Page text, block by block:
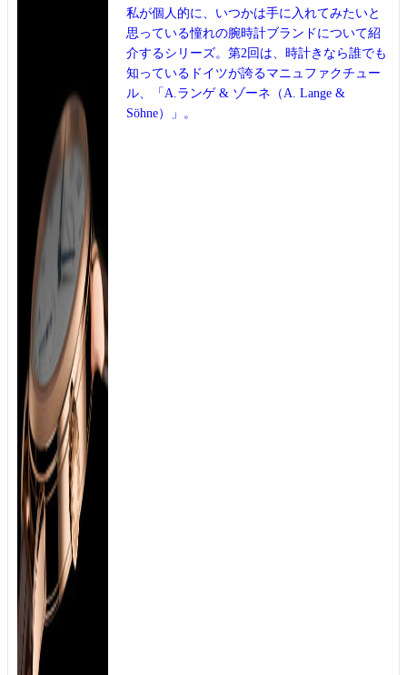
私が個人的に、いつかは手に入れてみたいと
思っている憧れの腕時計ブランドについて紹
介するシリーズ。第2回は、時計きなら誰でも
知っているドイツが誇るマニュファクチュー
ル、「A.ランゲ & ゾーネ（A. Lange &
Söhne）」。